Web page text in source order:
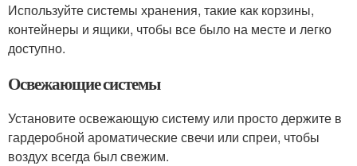
Используйте системы хранения, такие как корзины,
контейнеры и ящики, чтобы все было на месте и легко
доступно.
Освежающие системы
Установите освежающую систему или просто держите в
гардеробной ароматические свечи или спреи, чтобы
воздух всегда был свежим.